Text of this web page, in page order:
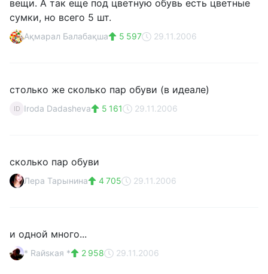
вещи. А так еще под цветную обувь есть цветные
сумки, но всего 5 шт.
Ақмарал Балабақша 5 597 29.11.2006
столько же сколько пар обуви (в идеале)
ID Iroda Dadasheva 5 161 29.11.2006
сколько пар обуви
Лера Тарынина 4 705 29.11.2006
и одной много...
* Rайsкaя * 2 958 29.11.2006